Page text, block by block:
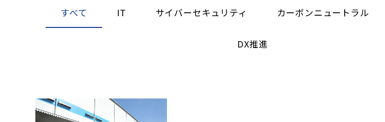
すべて IT サイバーセキュリティ カーボンニュートラル
DX推進